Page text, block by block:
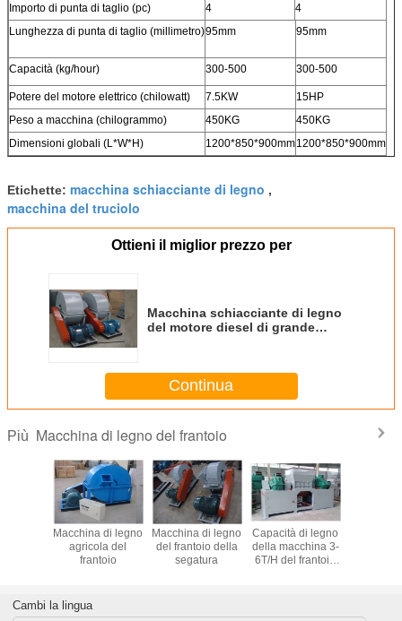
Importo di punta di taglio (pc)
4
4
Lunghezza di punta di taglio (millimetro)95mm 95mm
Capacità (kg/hour) 300-500 300-500
Potere del motore elettrico (chilowatt) 7.5KW
15HP
Peso a macchina (chilogrammo)
450KG
450KG
Dimensioni globali (L*W*H)
1200*850*900mm1200*850*900mm
Etichette: macchina schiacciante di legno ,
macchina del truciolo
Ottieni il miglior prezzo per
Macchina schiacciante di legno
del motore diesel di grande
Continua
Più Macchina di legno del frantoio
Macchina di legno
agricola del
frantoio
Macchina di legno
del frantoio della
segatura
Capacità di legno
della macchina 3-
6T/H del frantoio
legnami,
Cambi la lingua